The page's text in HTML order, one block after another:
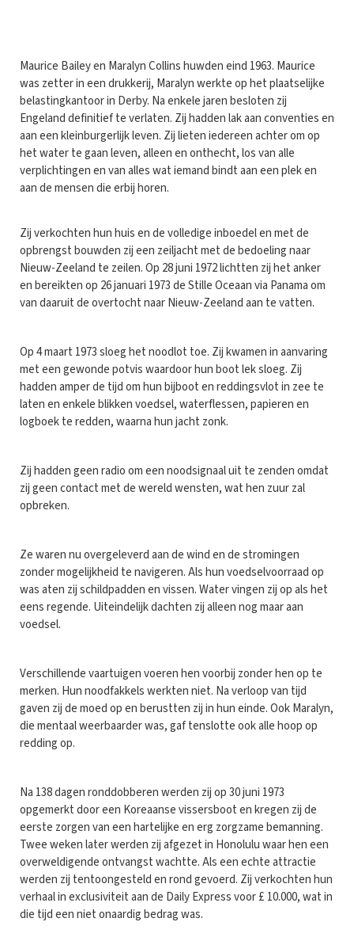
Maurice Bailey en Maralyn Collins huwden eind 1963. Maurice
was zetter in een drukkerij, Maralyn werkte op het plaatselijke
belastingkantoor in Derby. Na enkele jaren besloten zij
Engeland definitief te verlaten. Zij hadden lak aan conventies en
aan een kleinburgerlijk leven. Zij lieten iedereen achter om op
het water te gaan leven, alleen en onthecht, los van alle
verplichtingen en van alles wat iemand bindt aan een plek en
aan de mensen die erbij horen.
Zij verkochten hun huis en de volledige inboedel en met de
opbrengst bouwden zij een zeiljacht met de bedoeling naar
Nieuw-Zeeland te zeilen. Op 28 juni 1972 lichtten zij het anker
en bereikten op 26 januari 1973 de Stille Oceaan via Panama om
van daaruit de overtocht naar Nieuw-Zeeland aan te vatten.
Op 4 maart 1973 sloeg het noodlot toe. Zij kwamen in aanvaring
met een gewonde potvis waardoor hun boot lek sloeg. Zij
hadden amper de tijd om hun bijboot en reddingsvlot in zee te
laten en enkele blikken voedsel, waterflessen, papieren en
logboek te redden, waarna hun jacht zonk.
Zij hadden geen radio om een noodsignaal uit te zenden omdat
zij geen contact met de wereld wensten, wat hen zuur zal
opbreken.
Ze waren nu overgeleverd aan de wind en de stromingen
zonder mogelijkheid te navigeren. Als hun voedselvoorraad op
was aten zij schildpadden en vissen. Water vingen zij op als het
eens regende. Uiteindelijk dachten zij alleen nog maar aan
voedsel.
Verschillende vaartuigen voeren hen voorbij zonder hen op te
merken. Hun noodfakkels werkten niet. Na verloop van tijd
gaven zij de moed op en berustten zij in hun einde. Ook Maralyn,
die mentaal weerbaarder was, gaf tenslotte ook alle hoop op
redding op.
Na 138 dagen ronddobberen werden zij op 30 juni 1973
opgemerkt door een Koreaanse vissersboot en kregen zij de
eerste zorgen van een hartelijke en erg zorgzame bemanning.
Twee weken later werden zij afgezet in Honolulu waar hen een
overweldigende ontvangst wachtte. Als een echte attractie
werden zij tentoongesteld en rond gevoerd. Zij verkochten hun
verhaal in exclusiviteit aan de Daily Express voor £ 10.000, wat in
die tijd een niet onaardig bedrag was.